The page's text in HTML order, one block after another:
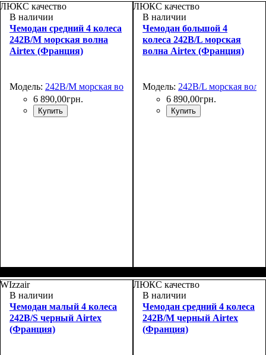
76x52х32+5
55x39х22+5
ЛЮКС качество
В наличии
Чемодан средний 4 колеса
242B/M морская волна
Airtex (Франция)
Модель: 242B/M морская волна
6 890,00грн.
Купить
66x46х27+5
ЛЮКС качество
В наличии
Чемодан большой 4
колеса 242B/L морская
волна Airtex (Франция)
Модель: 242B/L морская
6 890,00грн.
Купить
76x52х32+5
WIzzair
В наличии
Чемодан малый 4 колеса
242B/S черный Airtex
(Франция)
ЛЮКС качество
В наличии
Чемодан средний 4 колеса
242B/M черный Airtex
(Франция)